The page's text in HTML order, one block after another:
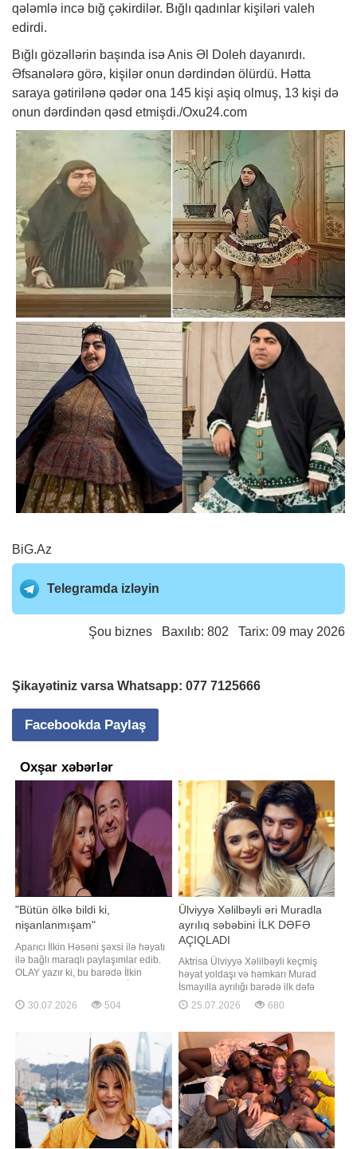
qələmlə incə bığ çəkirdilər. Bığlı qadınlar kişiləri valeh
edirdi.
Bığlı gözəllərin başında isə Anis Əl Doleh dayanırdı.
Əfsanələrə görə, kişilər onun dərdindən ölürdü. Hətta
saraya gətirilənə qədər ona 145 kişi aşiq olmuş, 13 kişi də
onun dərdindən qəsd etmişdi./Oxu24.com
BiG.Az
Telegramda izləyin
Şou biznes Baxılıb: 802 Tarix: 09 may 2026
Şikayətiniz varsa Whatsapp: 077 7125666
Facebookda Paylaş
Oxşar xəbərlər
"Bütün ölkə bildi ki,
nişanlanmışam"
Aparıcı İlkin Həsəni şəxsi ilə həyatı
ilə bağlı maraqlı paylaşımlar edib.
OLAY yazır ki, bu barədə İlkin
nişanlılıq dövründə mediada
yazılan xəbərlərdən söz açıb
30.07.2026 504
Ülviyyə Xəlilbəyli əri Muradla
ayrılıq səbəbini İLK DƏFƏ
AÇIQLADI
Aktrisa Ülviyyə Xəlilbəyli keçmiş
həyat yoldaşı və həmkarı Murad
İsmayılla ayrılığı barədə ilk dəfə
ətraflı açıqlama verib. xəbər verir ki,
aktrisa bu barədə Nail Naiboğlunun
müsahibəsində danışıb. Ülviyyə
Xəlilbəyli bildirib ki, nişanlı olduqları
dövrdə münasibətlərini
25.07.2026 680